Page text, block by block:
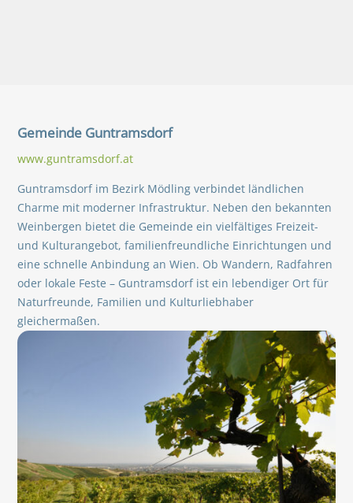
Gemeinde Guntramsdorf
www.guntramsdorf.at
Guntramsdorf im Bezirk Mödling verbindet ländlichen
Charme mit moderner Infrastruktur. Neben den bekannten
Weinbergen bietet die Gemeinde ein vielfältiges Freizeit-
und Kulturangebot, familienfreundliche Einrichtungen und
eine schnelle Anbindung an Wien. Ob Wandern, Radfahren
oder lokale Feste – Guntramsdorf ist ein lebendiger Ort für
Naturfreunde, Familien und Kulturliebhaber
gleichermaßen.